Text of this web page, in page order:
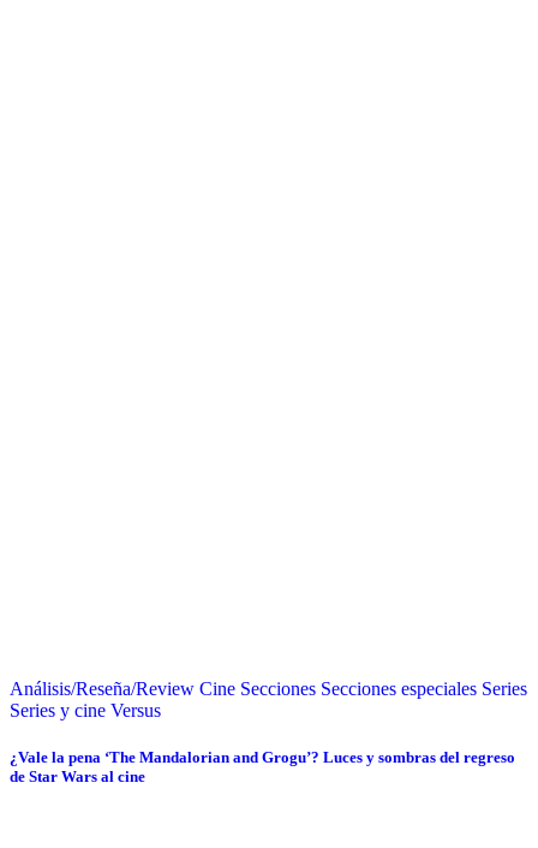
Análisis/Reseña/Review Cine Secciones Secciones especiales Series
Series y cine Versus
¿Vale la pena ‘The Mandalorian and Grogu’? Luces y sombras del regreso
de Star Wars al cine